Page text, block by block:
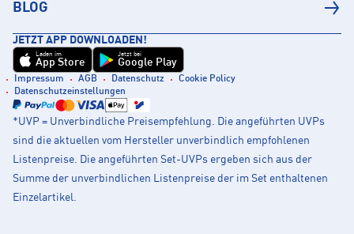
BLOG
JETZT APP DOWNLOADEN!
Laden im
App Store
Jetzt bei
Google Play
Impressum AGB Datenschutz
Cookie Policy
Datenschutzeinstellungen
*UVP = Unverbindliche Preisempfehlung. Die angeführten UVPs
sind die aktuellen vom Hersteller unverbindlich empfohlenen
Listenpreise. Die angeführten Set-UVPs ergeben sich aus der
Summe der unverbindlichen Listenpreise der im Set enthaltenen
Einzelartikel.